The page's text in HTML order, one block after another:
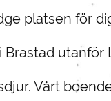
platsen för
utanför
Vårt